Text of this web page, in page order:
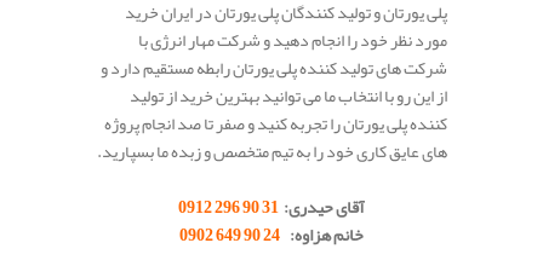
پلی یورتان و تولید کنندگان پلی یورتان در ایران خرید
مورد نظر خود را انجام دهید و شرکت مهار انرژی با
شرکت های تولید کننده پلی یورتان رابطه مستقیم دارد و
از این رو با انتخاب ما می توانید بهترین خرید از تولید
کننده پلی یورتان را تجربه کنید و صفر تا صد انجام پروژه
های عایق کاری خود را به تیم متخصص و زبده ما بسپارید.
آقای حیدری:31 90 296 0912
خانم هزاوه: 24 90 649 0902